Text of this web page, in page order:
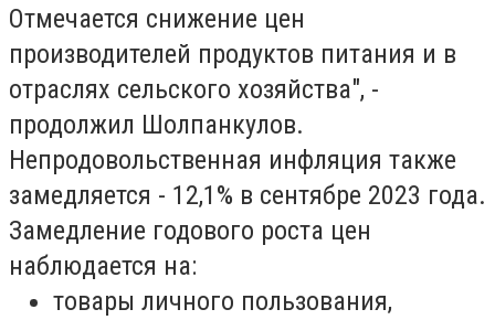
Отмечается снижение цен
производителей продуктов питания и в
отраслях сельского хозяйства", -
продолжил Шолпанкулов.
Непродовольственная инфляция также
замедляется - 12,1% в сентябре 2023 года.
Замедление годового роста цен
наблюдается на:
товары личного пользования,